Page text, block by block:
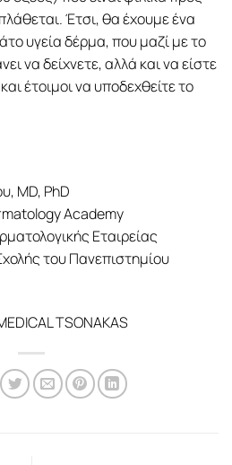
Έτσι, θα έχουμε ένα
υγεία δέρμα, που μαζί με το
να δείχνετε, αλλά και να είστε
έτοιμοι να υποδεχθείτε το
MD, PhD
Academy
Εταιρείας
του Πανεπιστημίου
TSONAKAS